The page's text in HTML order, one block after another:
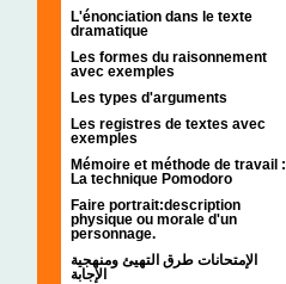
L'énonciation dans le texte
dramatique
Les formes du raisonnement
avec exemples
Les types d'arguments
Les registres de textes avec
exemples
Mémoire et méthode de travail :
La technique Pomodoro
Faire portrait:description
physique ou morale d'un
personnage.
الإمتحانات طرق التهيئ ومنهجية
الإجابة